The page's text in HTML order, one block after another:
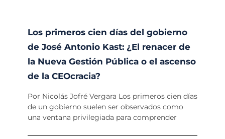
Los primeros cien días del gobierno
de José Antonio Kast: ¿El renacer de
la Nueva Gestión Pública o el ascenso
de la CEOcracia?
Por Nicolás Jofré Vergara Los primeros cien días
de un gobierno suelen ser observados como
una ventana privilegiada para comprender